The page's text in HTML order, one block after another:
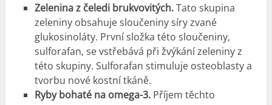
Zelenina z čeledi brukvovitých.Tato skupina
zeleniny obsahuje sloučeniny síry zvané
glukosinoláty. První složka této sloučeniny,
sulforafan, se vstřebává při žvýkání zeleniny z
této skupiny. Sulforafan stimuluje osteoblasty a
tvorbu nové kostní tkáně.
Ryby bohaté na omega-3.Příjem těchto